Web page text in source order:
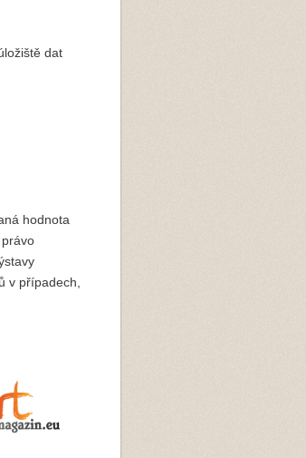
dat
hodnota
v případech,